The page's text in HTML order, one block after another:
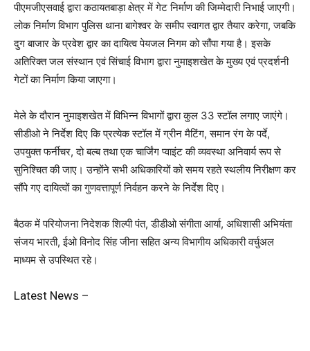
पीएमजीएसवाई द्वारा कठायतबाड़ा क्षेत्र में गेट निर्माण की जिम्मेदारी निभाई जाएगी।
लोक निर्माण विभाग पुलिस थाना बागेश्वर के समीप स्वागत द्वार तैयार करेगा, जबकि
दुग बाजार के प्रवेश द्वार का दायित्व पेयजल निगम को सौंपा गया है। इसके
अतिरिक्त जल संस्थान एवं सिंचाई विभाग द्वारा नुमाइशखेत के मुख्य एवं प्रदर्शनी
गेटों का निर्माण किया जाएगा।
मेले के दौरान नुमाइशखेत में विभिन्न विभागों द्वारा कुल 33 स्टॉल लगाए जाएंगे।
सीडीओ ने निर्देश दिए कि प्रत्येक स्टॉल में ग्रीन मैटिंग, समान रंग के पर्दे,
उपयुक्त फर्नीचर, दो बल्ब तथा एक चार्जिंग प्वाइंट की व्यवस्था अनिवार्य रूप से
सुनिश्चित की जाए। उन्होंने सभी अधिकारियों को समय रहते स्थलीय निरीक्षण कर
सौंपे गए दायित्वों का गुणवत्तापूर्ण निर्वहन करने के निर्देश दिए।
बैठक में परियोजना निदेशक शिल्पी पंत, डीडीओ संगीता आर्या, अधिशासी अभियंता
संजय भारती, ईओ विनोद सिंह जीना सहित अन्य विभागीय अधिकारी वर्चुअल
माध्यम से उपस्थित रहे।
Latest News –